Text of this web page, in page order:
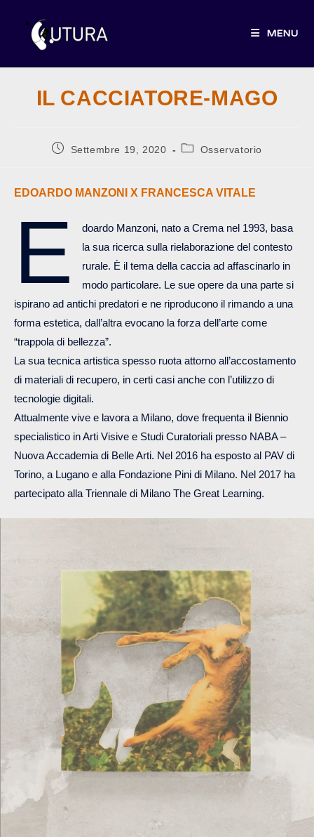
contenuto
MENU
IL CACCIATORE-MAGO
ArticoloSettembre 19, 2020
Categoria
Osservatorio
EDOARDO MANZONI X FRANCESCA VITALE
E
doardo Manzoni, nato a Crema nel 1993, basa
la sua ricerca sulla rielaborazione del contesto
rurale. È il tema della caccia ad affascinarlo in
modo particolare. Le sue opere da una parte si
ispirano ad antichi predatori e ne riproducono il rimando a una
forma estetica, dall’altra evocano la forza dell’arte come
“trappola di bellezza”.
La sua tecnica artistica spesso ruota attorno all’accostamento
di materiali di recupero, in certi casi anche con l’utilizzo di
tecnologie digitali.
Attualmente vive e lavora a Milano, dove frequenta il Biennio
specialistico in Arti Visive e Studi Curatoriali presso NABA –
Nuova Accademia di Belle Arti. Nel 2016 ha esposto al PAV di
Torino, a Lugano e alla Fondazione Pini di Milano. Nel 2017 ha
partecipato alla Triennale di Milano The Great Learning.